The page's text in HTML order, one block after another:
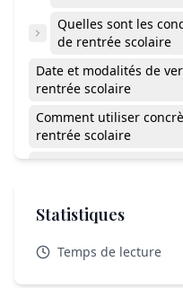
Quelles sont les
de rentrée scolaire
Date et modalités de
rentrée scolaire
Comment utiliser
rentrée scolaire
Ce que pensent les
Peut-on toucher la
Que faire en cas de
Statistiques
Temps de lecture